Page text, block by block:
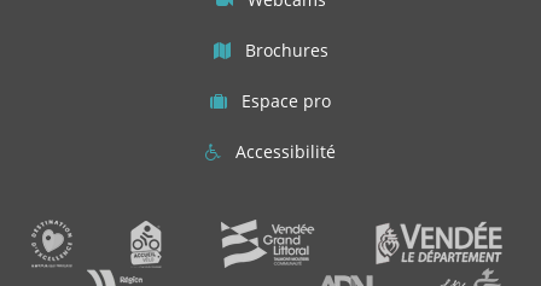
Brochures
Espace pro
Accessibilité